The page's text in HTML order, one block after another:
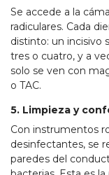
Se accede a la
radiculares. Cada
distinto: un incisivo
tres o cuatro, y a
solo se ven con
o TAC.
5. Limpieza y
Con instrumentos
desinfectantes, se
paredes del